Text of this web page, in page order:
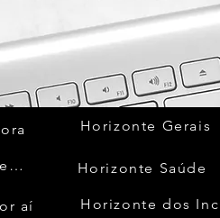
Quem Acontece
aí
Horizonte Gerais
Horizonte Saúde